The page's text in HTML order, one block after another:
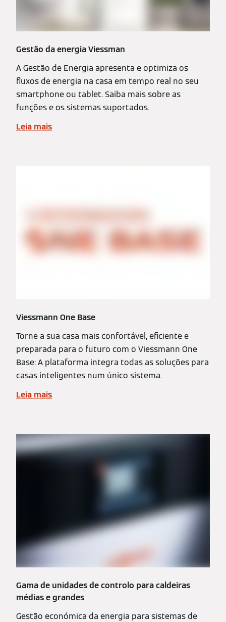
Gestão da energia Viessman
A Gestão de Energia apresenta e optimiza os
fluxos de energia na casa em tempo real no seu
smartphone ou tablet. Saiba mais sobre as
funções e os sistemas suportados.
Leia mais
Viessmann One Base
Torne a sua casa mais confortável, eficiente e
preparada para o futuro com o Viessmann One
Base: A plataforma integra todas as soluções para
casas inteligentes num único sistema.
Leia mais
Gama de unidades de controlo para caldeiras
médias e grandes
Gestão económica da energia para sistemas de